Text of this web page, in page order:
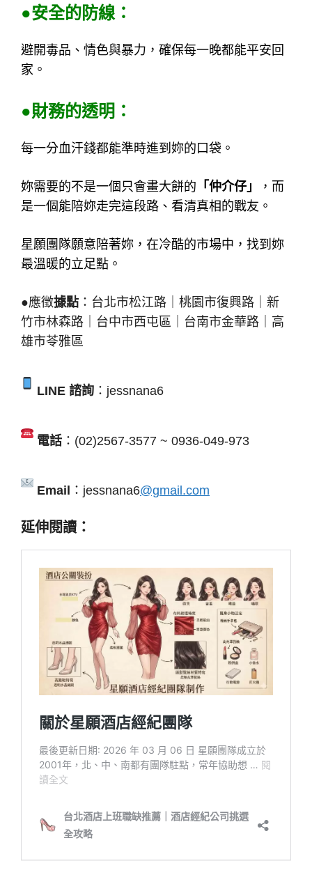
●安全的防線：
避開毒品、情色與暴力，確保每一晚都能平安回
家。
●財務的透明：
每一分血汗錢都能準時進到妳的口袋。
妳需要的不是一個只會畫大餅的 「仲介仔」
，而
是一個能陪妳走完這段路、看清真相的戰友。
星願團隊願意陪著妳，在冷酷的市場中，找到妳
最溫暖的立足點。
●應徵據點 ：台北市松江路｜桃園市復興路｜新
竹市林森路｜台中市西屯區｜台南市金華路｜高
雄市苓雅區
LINE 諮詢 ：jessnana6
電話 ：(02)2567-3577 ~ 0936-049-973
Email ：jessnana6@gmail.com
延伸閱讀：